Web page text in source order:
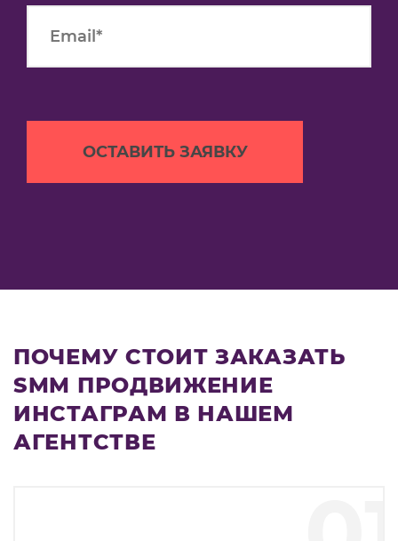
ПОЧЕМУ СТОИТ ЗАКАЗАТЬ
SMM ПРОДВИЖЕНИЕ
ИНСТАГРАМ В НАШЕМ
АГЕНТСТВЕ